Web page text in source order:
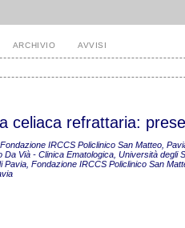
ARCHIVIO AVVISI
celiaca refrattaria:
IRCCS Policlinico San Matteo,
Vià - Clinica Ematologica, Università degli
Fondazione IRCCS Policlinico San